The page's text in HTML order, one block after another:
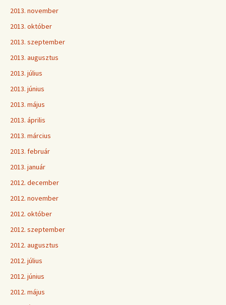
2013. november
2013. október
2013. szeptember
2013. augusztus
2013. július
2013. június
2013. május
2013. április
2013. március
2013. február
2013. január
2012. december
2012. november
2012. október
2012. szeptember
2012. augusztus
2012. július
2012. június
2012. május